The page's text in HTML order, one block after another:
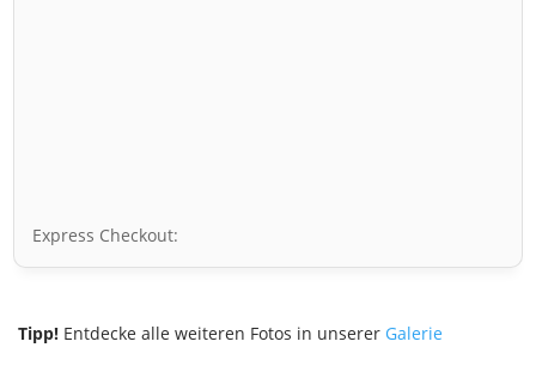
Express Checkout:
Tipp! Entdecke alle weiteren Fotos in unserer Galerie